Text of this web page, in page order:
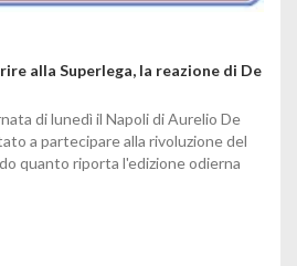
alla Superlega, la reazione di De
di lunedì il Napoli di Aurelio De
a partecipare alla rivoluzione del
quanto riporta l'edizione odierna